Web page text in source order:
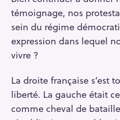
témoignage, nos
sein du régime
expression dans lequel
vivre ?
La droite française s’est
liberté. La gauche était
comme cheval de